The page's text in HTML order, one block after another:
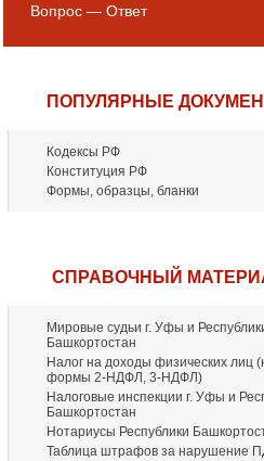
Вопрос — Ответ
ПОПУЛЯРНЫЕ
Кодексы РФ
Конституция РФ
Формы, образцы, бланки
СПРАВОЧНЫЙ
Мировые судьи г. Уфы и
Башкортостан
Налог на доходы физических лиц
формы 2-НДФЛ, 3-НДФЛ)
Налоговые инспекции г. Уфы и
Башкортостан
Нотариусы Республики
Таблица штрафов за нарушение